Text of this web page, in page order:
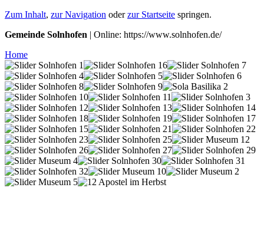
Zum Inhalt, zur Navigation oderzur Startseite springen.
Gemeinde Solnhofen | Online: https://www.solnhofen.de/
Home